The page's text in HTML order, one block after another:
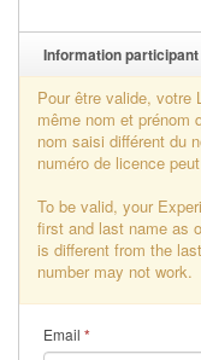
Information
Pour être valide, votre
même nom et prénom
nom saisi différent du
numéro de licence
To be valid, your
first and last name as
is different from the
number may not work.
Email *